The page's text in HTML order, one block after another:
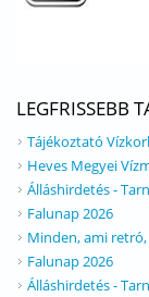
LEGFRISSEBB
Tájékoztató
Heves Megyei
Álláshirdetés -
Falunap 2026
Minden, ami
Falunap 2026
Álláshirdetés -